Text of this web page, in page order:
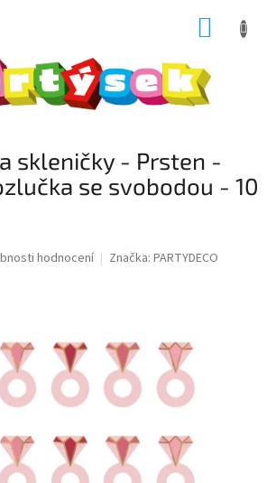
skleničky - Prsten -
se svobodou - 10
hodnocení Značka: PARTYDECO